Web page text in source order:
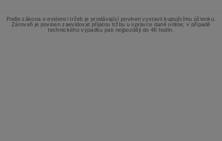
Podle zákona o evidenci tržeb je prodávající povinen vystavit kupujícímu účtenku.
Zároveň je povinen zaevidovat přijatou tržbu u správce daně online; v případě
technického výpadku pak nejpozději do 48 hodin.